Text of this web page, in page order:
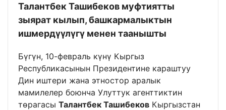
Талантбек Ташибеков муфтиятты
зыярат кылып, башкармалыктын
ишмердүүлүгү менен таанышты
Бүгүн, 10-февраль күнү Кыргыз
Республикасынын Президентине караштуу
Дин иштери жана этностор аралык
мамилелер боюнча Улуттук агенттиктин
төрагасы Талантбек Ташибеков Кыргызстан